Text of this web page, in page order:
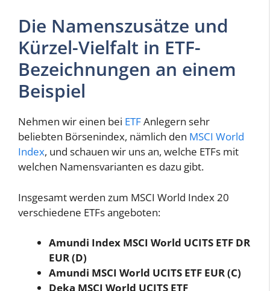
Die Namenszusätze und
Kürzel-Vielfalt in ETF-
Bezeichnungen an einem
Beispiel
Nehmen wir einen bei ETFAnlegern sehr
beliebten Börsenindex, nämlich den MSCI World
Index, und schauen wir uns an, welche ETFs mit
welchen Namensvarianten es dazu gibt.
Insgesamt werden zum MSCI World Index 20
verschiedene ETFs angeboten:
Amundi Index MSCI World UCITS ETF DR
EUR (D)
Amundi MSCI World UCITS ETF EUR (C)
Deka MSCI World UCITS ETF